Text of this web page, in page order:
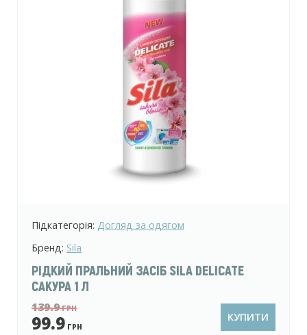
Підкатегорія: Догляд за одягом
Бренд: Sila
РІДКИЙ ПРАЛЬНИЙ ЗАСІБ SILA DELICATE
САКУРА 1 Л
139.9ГРН
99.9 ГРН
КУПИТИ